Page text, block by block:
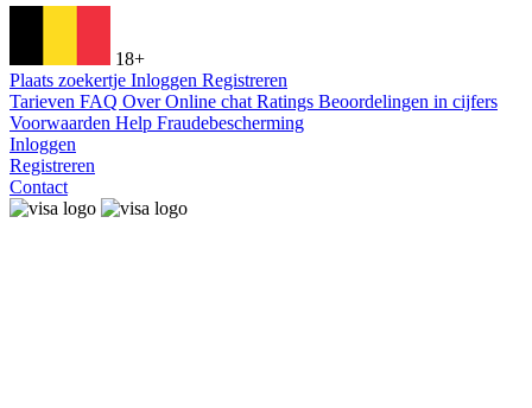
18+
Plaats zoekertje Inloggen Registreren
Tarieven FAQ OverOnline chat Ratings Beoordelingen in cijfers
Voorwaarden Help Fraudebescherming
Inloggen
Registreren
Contact